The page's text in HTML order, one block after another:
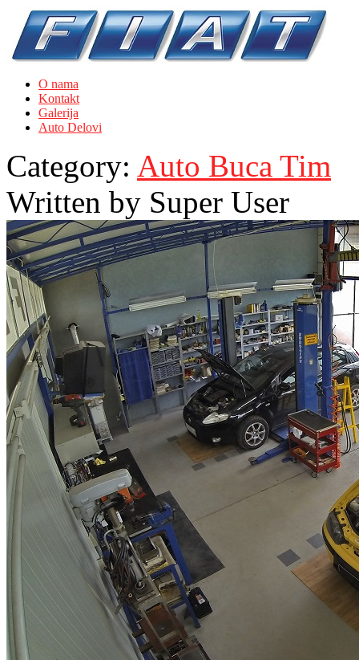
O nama
Kontakt
Galerija
Auto Delovi
Category: Auto Buca Tim
Written by Super User